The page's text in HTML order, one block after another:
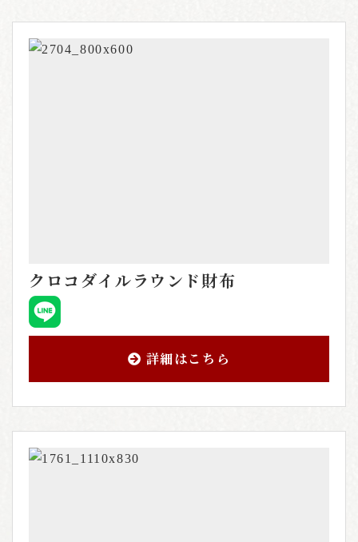
クロコダイルラウンド財布
詳細はこちら